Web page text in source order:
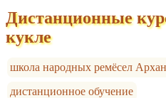
Дистанционные
кукле
школа народных ремёсел
дистанционное обучение